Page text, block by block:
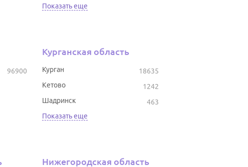
Показать еще
96900
Курганская область
18635
Курган
1242
Кетово
463
Шадринск
Показать еще
Нижегородская область